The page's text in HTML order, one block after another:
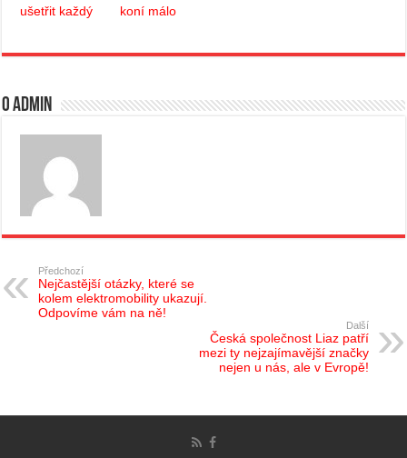
ušetřit každý
koní málo
O admin
Předchozí
Nejčastější otázky, které se
kolem elektromobility ukazují.
Odpovíme vám na ně!
Další
Česká společnost Liaz patří
mezi ty nejzajímavější značky
nejen u nás, ale v Evropě!